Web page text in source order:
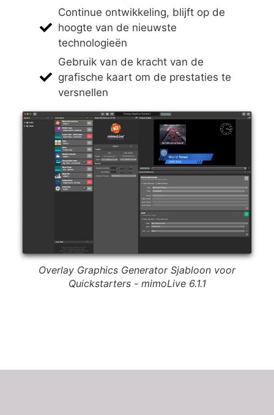
Continue ontwikkeling, blijft op de
hoogte van de nieuwste
technologieën
Gebruik van de kracht van de
grafische kaart om de prestaties te
versnellen
Overlay Graphics Generator Sjabloon voor
Quickstarters - mimoLive 6.1.1